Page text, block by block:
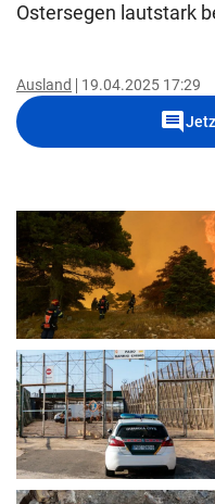
Ostersegen lautstark
Ausland 19.04.2025 17:29
comment